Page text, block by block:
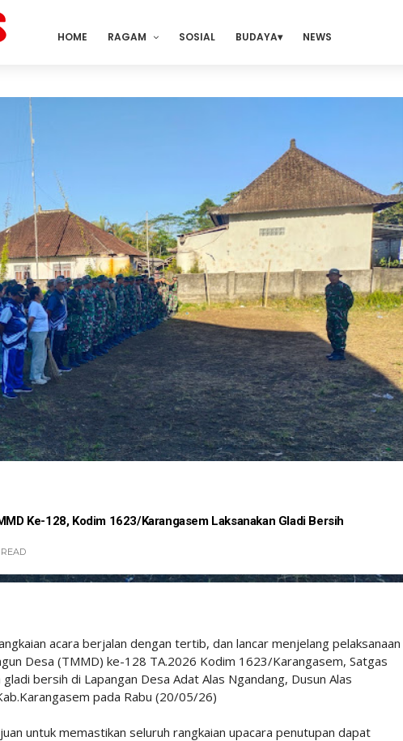
HOME RAGAM SOSIAL BUDAYA NEWS
Ke-128, Kodim 1623/Karangasem Laksanakan Gladi Bersih
READ
acara berjalan dengan tertib, dan lancar menjelang pelaksanaan
Desa (TMMD) ke-128 TA.2026 Kodim 1623/Karangasem, Satgas
bersih di Lapangan Desa Adat Alas Ngandang, Dusun Alas
pada Rabu (20/05/26)
untuk memastikan seluruh rangkaian upacara penutupan dapat